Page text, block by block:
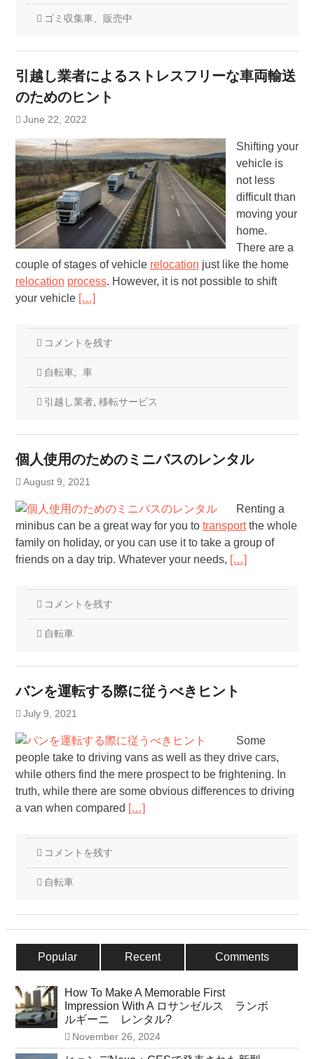
ゴミ収集車、販売中
引越し業者によるストレスフリーな車両輸送
のためのヒント
June 22, 2022
Shifting your
vehicle is
not less
difficult than
moving your
home.
There are a
couple of stages of vehicle relocation just like the home
relocation process. However, it is not possible to shift
your vehicle […]
コメントを残す
自転車, 車
引越し業者, 移転サービス
個人使用のためのミニバスのレンタル
August 9, 2021
Renting a
minibus can be a great way for you to transportthe whole
family on holiday, or you can use it to take a group of
friends on a day trip. Whatever your needs, […]
コメントを残す
自転車
バンを運転する際に従うべきヒント
July 9, 2021
Some
people take to driving vans as well as they drive cars,
while others find the mere prospect to be frightening. In
truth, while there are some obvious differences to driving
a van when compared […]
コメントを残す
自転車
Popular Recent Comments
How To Make A Memorable First
Impression With A ロサンゼルス ランボ
ルギーニ レンタル?
November 26, 2024